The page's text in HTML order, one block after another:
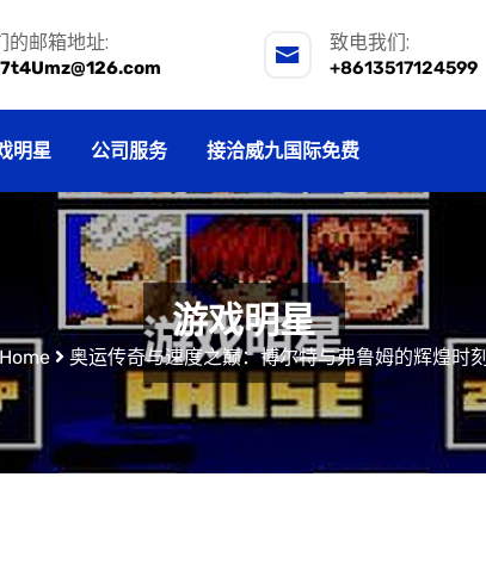
的邮箱地址: 致电我们:
+8613517124599
明星 公司服务 接洽威九国际免费
游戏明星
奥运传奇与速度之巅：博尔特与弗鲁姆的辉煌时刻